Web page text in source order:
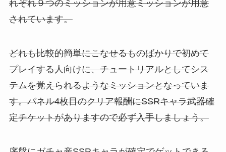
れぞれ９つのミッションが用意ミッションが用意
されています。
どれも比較的簡単にこなせるものばかりで初めて
プレイする人向けに、チュートリアルとしてシス
テムを覚えられるようなミッションとなっていま
す。パネル4枚目のクリア報酬にSSRキャラ武器確
定チケットがありますので必ず入手しましょう。